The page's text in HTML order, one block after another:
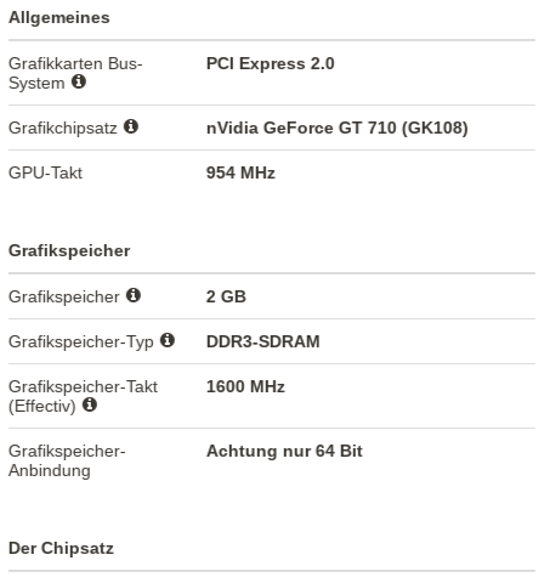
Allgemeines
Grafikkarten Bus-
System
PCI Express 2.0
Grafikchipsatz nVidia GeForce GT 710 (GK108)
GPU-Takt 954 MHz
Grafikspeicher
Grafikspeicher 2 GB
Grafikspeicher-Typ DDR3-SDRAM
Grafikspeicher-Takt
(Effectiv)
1600 MHz
Grafikspeicher-
Anbindung
Achtung nur 64 Bit
Der Chipsatz